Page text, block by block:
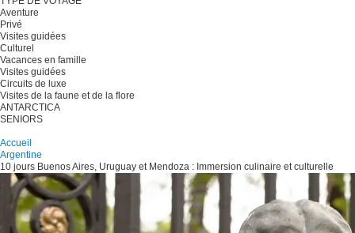
Aventure
Privé
Visites guidées
Culturel
Vacances en famille
Visites guidées
Circuits de luxe
Visites de la faune et de la flore
ANTARCTICA
SENIORS
Accueil
Argentine
10 jours Buenos Aires, Uruguay et Mendoza : Immersion culinaire et culturelle